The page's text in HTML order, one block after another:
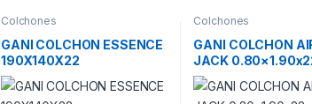
Colchones
GANI COLCHON ESSENCE
190X140X22
Colchones
GANI COLCHON
JACK
ESPUMA DE ALTA
DENSIDAD